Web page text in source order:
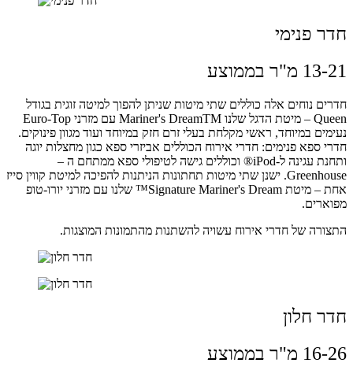
חדר פנימי
13-21 מ"ר בממוצע
חדרים נוחים אלה כוללים שתי מיטות שניתן להפוך למיטה זוגית בגודל
Queen – מיטת הדגל שלנו Mariner's DreamTM עם מזרני Euro-Top
נעימים במיוחד, ראשי מקלחת בעלי זרם חזק במיוחד ועוד מגוון פינוקים.
חדרי ספא פנימים: חדרי אירוח הכוללים אביזרי ספא כגון מחצלות יוגה
ותחנת עגינה ל-iPod® וכוללים גישה לטיפולי ספא ממתחם ה –
Greenhouse. ישנן שתי מיטות תחתונות הניתנות להפיכה למיטת קווין סייז
אחת – מיטת Signature Mariner's Dream™ שלנו עם מזרני יורו-טופ
מפוארים.
התצורה של חדרי אירוח עשויה להשתנות מהתמונות המוצגות.
חדר חלון
16-26 מ"ר בממוצע